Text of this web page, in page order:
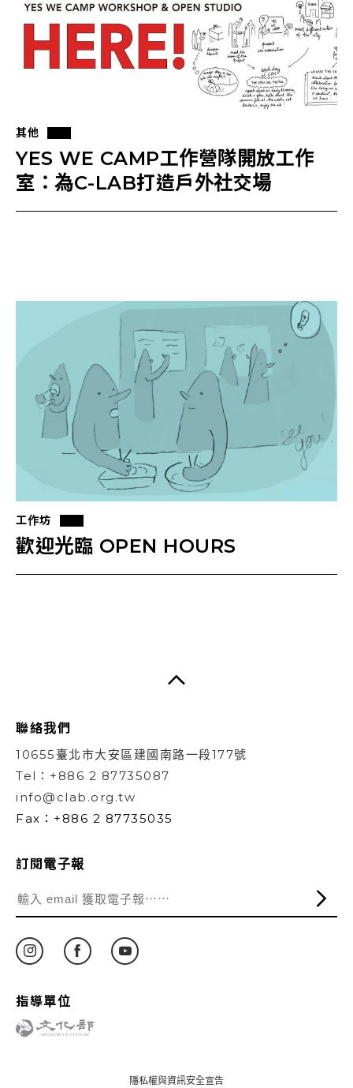
其他
YES WE CAMP工作營隊開放工作
室：為C-LAB打造戶外社交場
工作坊
歡迎光臨 OPEN HOURS
聯絡我們
10655臺北市大安區建國南路一段177號
Tel：+886 2 87735087
info@clab.org.tw
Fax：+886 2 87735035
訂閱電子報
指導單位
隱私權與資訊安全宣告